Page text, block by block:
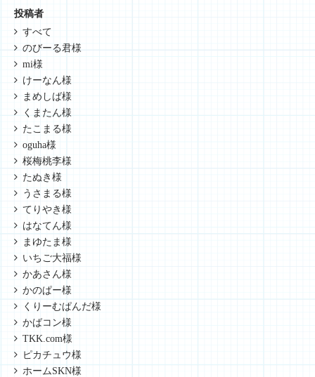
投稿者
すべて
のびーる君様
mi様
けーなん様
まめしば様
くまたん様
たこまる様
oguha様
桜梅桃李様
たぬき様
うさまる様
てりやき様
はなてん様
まゆたま様
いちご大福様
かあさん様
かのぱー様
くりーむぱんだ様
かばコン様
TKK.com様
ピカチュウ様
ホームSKN様